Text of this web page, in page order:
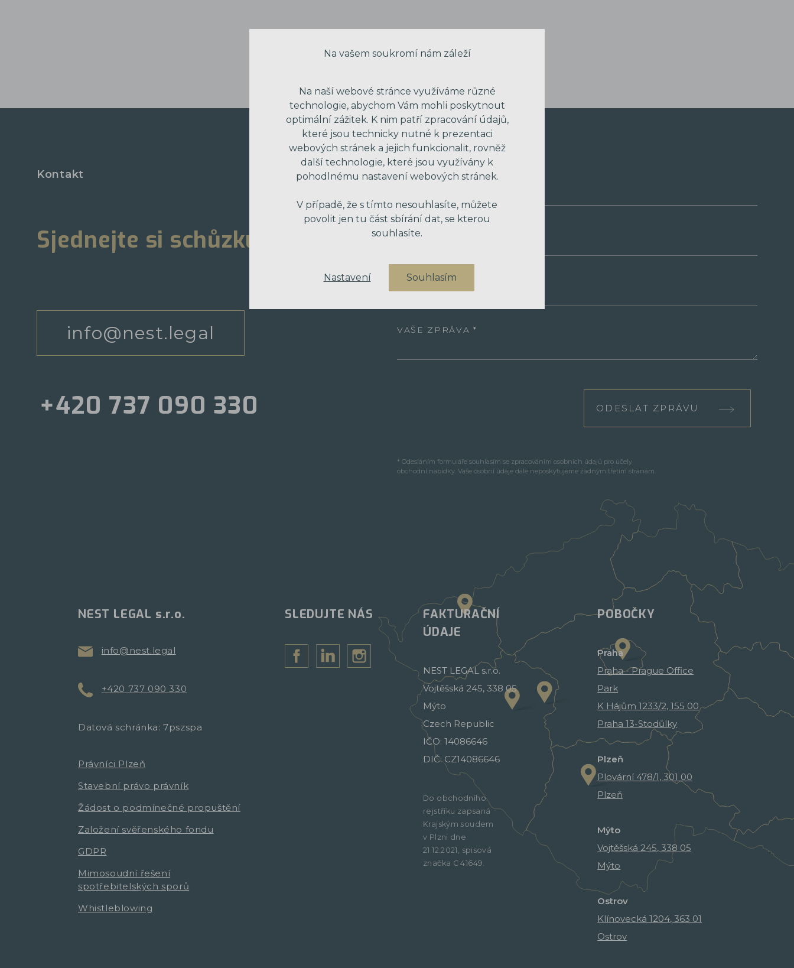
Kontakt
Sjednejte si schůzku
info@nest.legal
+420 737 090 330
VAŠE JMÉNO
VÁŠ EMAIL
VÁŠ TELEFON
VAŠE ZPRÁVA
ODESLAT ZPRÁVU
* Odesláním formuláře souhlasím se zpracováním osobních údajů pro účely
obchodní nabídky. Vaše osobní údaje dále neposkytujeme žádným třetím stranám.
NEST LEGAL s.r.o.
info@nest.legal
+420 737 090 330
Datová schránka: 7pszspa
Právníci Plzeň
Stavební právo právník
Žádost o podmínečné propuštění
Založení svěřenského fondu
GDPR
Mimosoudní řešení
spotřebitelských sporů
Whistleblowing
SLEDUJTE NÁS
FAKTURAČNÍ
ÚDAJE
NEST LEGAL s.r.o.
Vojtěšská 245, 338 05
Mýto
Czech Republic
IČO: 14086646
DIČ: CZ14086646
Do obchodního
rejstříku zapsaná
Krajským soudem
v Plzni dne
21.12.2021, spisová
značka C 41649.
POBOČKY
Praha
Praha - Prague Office
Park
K Hájům 1233/2, 155 00
Praha 13-Stodůlky
Plzeň
Plovární 478/1, 301 00
Plzeň
Mýto
Vojtěšská 245, 338 05
Mýto
Ostrov
Klínovecká 1204, 363 01
Ostrov
Na vašem soukromí nám záleží
Na naší webové stránce využíváme různé
technologie, abychom Vám mohli poskytnout
optimální zážitek. K nim patří zpracování údajů,
které jsou technicky nutné k prezentaci
webových stránek a jejich funkcionalit, rovněž
další technologie, které jsou využívány k
pohodlnému nastavení webových stránek.
V případě, že s tímto nesouhlasíte, můžete
povolit jen tu část sbírání dat, se kterou
souhlasíte.
Nastavení Souhlasím